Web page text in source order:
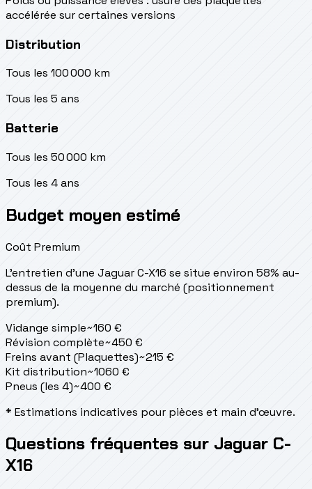
accélérée sur certaines versions
Distribution
Tous les 100 000 km
Tous les 5 ans
Batterie
Tous les 50 000 km
Tous les 4 ans
Budget moyen estimé
Coût Premium
L'entretien d'une Jaguar C-X16 se situe environ 58% au-
dessus de la moyenne du marché (positionnement
premium).
Vidange simple~160 €
Révision complète~450 €
Freins avant (Plaquettes)~215 €
Kit distribution~1060 €
Pneus (les 4)~400 €
* Estimations indicatives pour pièces et main d'œuvre.
Questions fréquentes sur Jaguar C-
X16